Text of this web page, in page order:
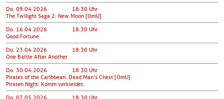
Do. 09.04.2026
18:30 Uhr
The Twilight Saga 2: New Moon [OmU]
Do. 16.04.2026
18:30 Uhr
Good Fortune
Do. 23.04.2026
18:30 Uhr
One Battle After Another
Do. 30.04.2026
18:30 Uhr
Pirates of the Caribbean: Dead Man’s Chest [OmU]
Piraten Night: Komm verkleidet.
Do. 07.05.2026
18:30 Uhr